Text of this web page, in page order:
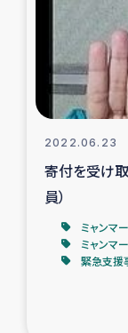
レバ
レバノン
2022.06.23
寄付を受け
員）
ミャンマー
ミャンマ
緊急支援